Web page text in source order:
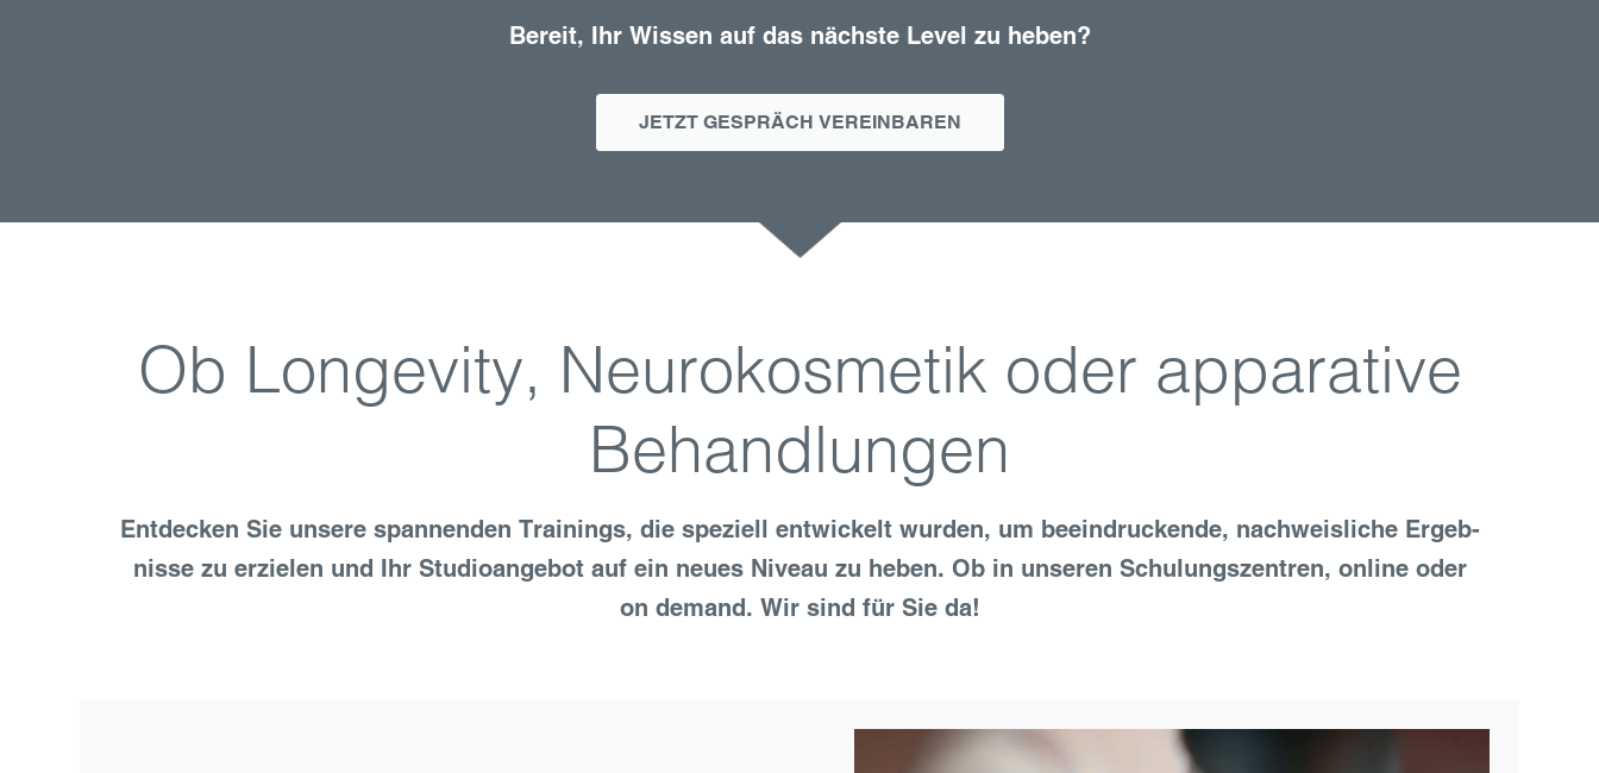
Bereit, Ihr Wissen auf das nächste Level zu heben?
JETZT GESPRÄCH VEREINBAREN
Ob Longevity, Neurokosmetik oder apparative
Behandlungen
Ent­decken Sie unsere spannenden Trainings, die speziell ent­wickelt wurden, um beein­druckende, nach­weisliche Ergeb­
nisse zu erzielen und Ihr Studio­angebot auf ein neues Niveau zu heben. Ob in unseren Schulungszentren, online oder
on demand. Wir sind für Sie da!